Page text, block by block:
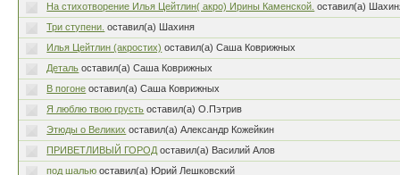
На стихотворение Илья Цейтлин( акро) Ирины Каменской. оставил(а)
Три ступени. оставил(а) Шахиня
Илья Цейтлин (акростих) оставил(а) Саша Коврижных
Деталь оставил(а) Саша Коврижных
В погоне оставил(а) Саша Коврижных
Я люблю твою грусть оставил(а) О.Пэтрив
Этюды о Великих оставил(а) Александр Кожейкин
ПРИВЕТЛИВЫЙ ГОРОД оставил(а) Василий Алов
под шалью оставил(а) Юрий Лешковский